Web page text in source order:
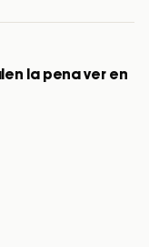
la pena ver en